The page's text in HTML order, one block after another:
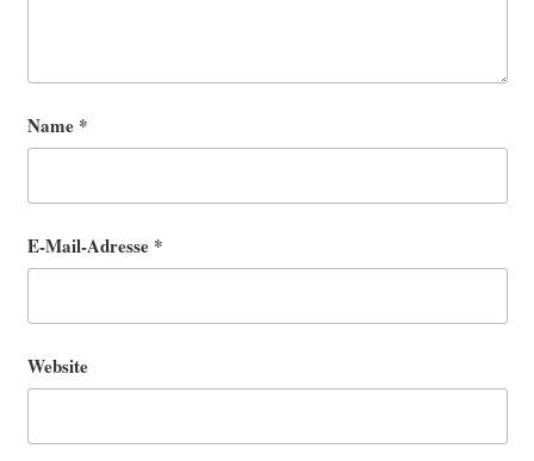
Name *
E-Mail-Adresse *
Website